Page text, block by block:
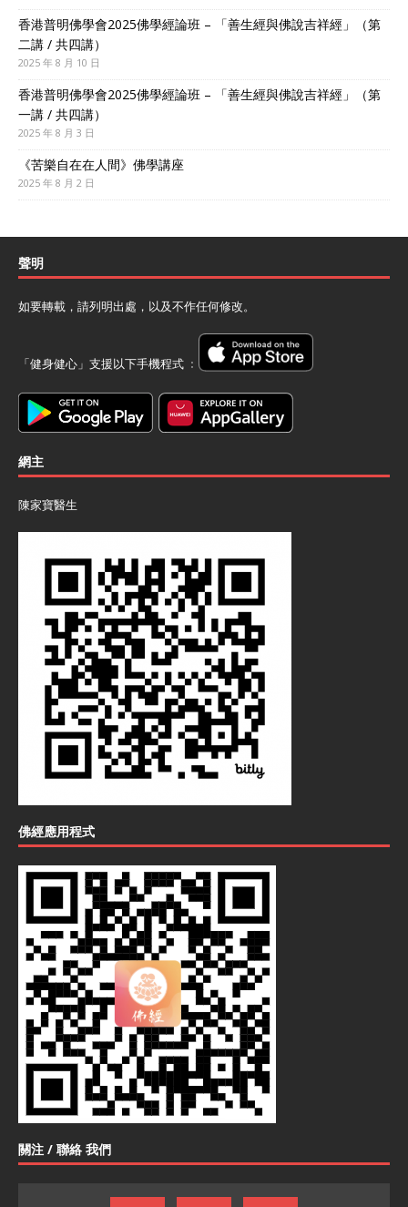
香港普明佛學會2025佛學經論班 – 「善生經與佛說吉祥經」（第
二講 / 共四講）
2025 年 8 月 10 日
香港普明佛學會2025佛學經論班 – 「善生經與佛說吉祥經」（第
一講 / 共四講）
2025 年 8 月 3 日
《苦樂自在在人間》佛學講座
2025 年 8 月 2 日
聲明
如要轉載，請列明出處，以及不作任何修改。
「健身健心」支援以下手機程式 ﹕
網主
陳家寶醫生
佛經應用程式
關注 / 聯絡 我們